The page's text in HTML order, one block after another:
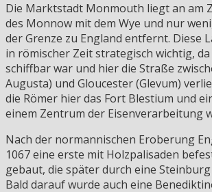
Die Marktstadt Monmouth liegt an am
des Monnow mit dem Wye und nur
der Grenze zu England entfernt. Diese
in römischer Zeit strategisch wichtig, da
schiffbar war und hier die Straße
Augusta) und Gloucester (Glevum)
die Römer hier das Fort Blestium und
einem Zentrum der Eisenverarbeitung
Nach der normannischen Eroberung
1067 eine erste mit Holzpalisaden
gebaut, die später durch eine
Bald darauf wurde auch eine